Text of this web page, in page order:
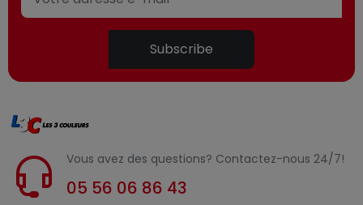
Subscribe
Vous avez des questions? Contactez-nous 24/7!
05 56 06 86 43